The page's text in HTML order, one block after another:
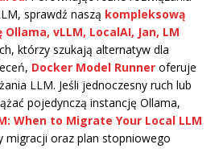
sprawdź naszą kompleksową
vLLM, LocalAI, Jan, LM
którzy szukają alternatyw dla
Docker Model Runner oferuje
LLM. Jeśli jednoczesny ruch lub
pojedynczą instancję Ollama,
When to Migrate Your Local LLM
migracji oraz plan stopniowego